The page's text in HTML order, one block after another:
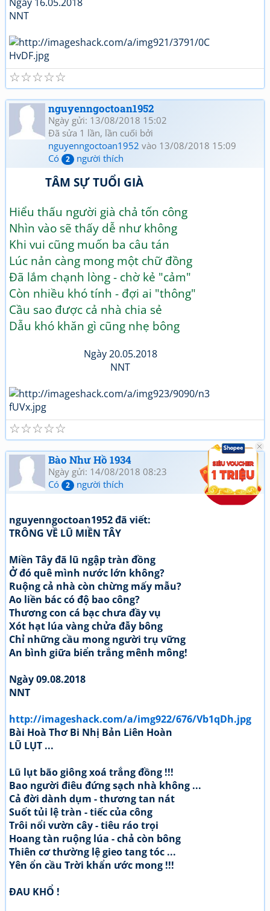
NNT
☆
☆
☆
☆
☆
nguyenngoctoan1952
Ngày gửi: 13/08/2018 15:02
Đã sửa 1 lần, lần cuối bởi
nguyenngoctoan1952 vào 13/08/2018 15:09
Có
2 người thích
TÂM SỰ TUỔI GIÀ
Hiểu thấu người già chả tốn công
Nhìn vào sẽ thấy dễ như không
Khi vui cũng muốn ba câu tán
Lúc nản càng mong một chữ đồng
Đã lắm chạnh lòng - chờ kẻ "cảm"
Còn nhiều khó tính - đợi ai "thông"
Cầu sao được cả nhà chia sẻ
Dẫu khó khăn gì cũng nhẹ bông
Ngày 20.05.2018
NNT
☆
☆
☆
☆
☆
Bào Như Hồ 1934
Ngày gửi: 14/08/2018 08:23
Có
2 người thích
nguyenngoctoan1952 đã viết:
TRÔNG VỀ LŨ MIỀN TÂY
Miền Tây đã lũ ngập tràn đồng
Ở đó quê mình nước lớn không?
Ruộng cả nhà còn chừng mấy mẫu?
Ao liền bác có độ bao công?
Thương con cá bạc chưa đầy vụ
Xót hạt lúa vàng chửa đẫy bông
Chỉ những cầu mong người trụ vững
An bình giữa biển trắng mênh mông!
Ngày 09.08.2018
NNT
http://imageshack.com/a/img922/676/Vb1qDh.jpg
Bài Hoà Thơ Bi Nhị Bản Liên Hoàn
LŨ LỤT ...
Lũ lụt bão giông xoá trắng đồng !!!
Bao người điêu đứng sạch nhà không ...
Cả đời dành dụm - thương tan nát
Suốt tủi lệ tràn - tiếc của công
Trôi nổi vườn cây - tiêu ráo trọi
Hoang tàn ruộng lúa - chả còn bông
Thiên cơ thường lệ gieo tang tóc ...
Yên ổn cầu Trời khẩn ước mong !!!
ĐAU KHỔ !